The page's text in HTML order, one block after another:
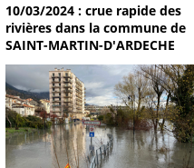
10/03/2024 : crue rapide des
rivières dans la commune de
SAINT-MARTIN-D'ARDECHE